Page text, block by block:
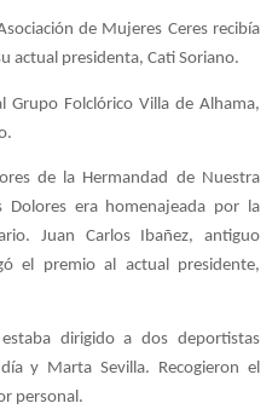
de Mujeres Ceres recibía
actual presidenta, Cati Soriano.
Grupo Folclórico Villa de Alhama,
de la Hermandad de Nuestra
era homenajeada por la
Juan Carlos Ibañez, antiguo
el premio al actual presidente,
dirigido a dos deportistas
y Marta Sevilla. Recogieron el
personal.